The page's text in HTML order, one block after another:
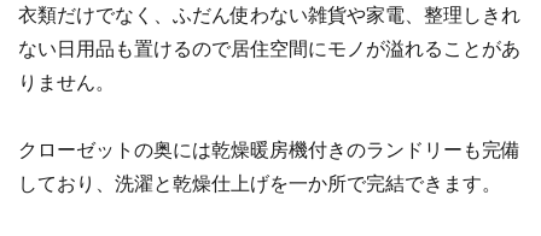
衣類だけでなく、ふだん使わない雑貨や家電、整理しきれ
ない日用品も置けるので居住空間にモノが溢れることがあ
りません。
クローゼットの奥には乾燥暖房機付きのランドリーも完備
しており、洗濯と乾燥仕上げを一か所で完結できます。